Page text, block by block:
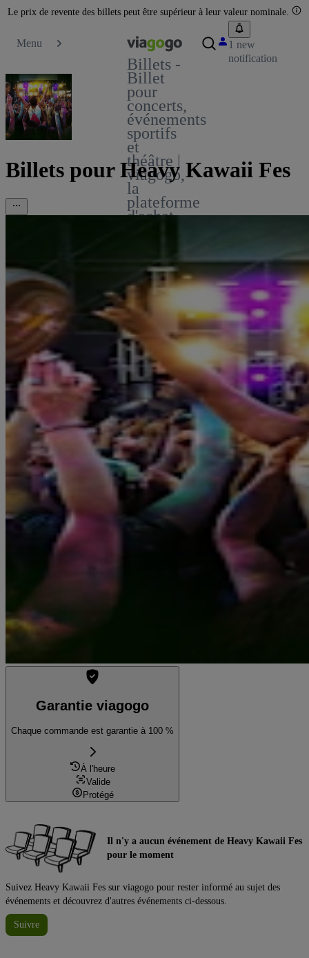
Le prix de revente des billets peut être supérieur à leur valeur nominale.
Menu
Billets -
Billet
pour
concerts,
événements
sportifs
et
théâtre |
viagogo,
la
plateforme
d'achat
billets
1 new
notification
Billets pour Heavy Kawaii Fes
Garantie viagogo
Chaque commande est garantie à 100 %
À l'heure
Valide
Protégé
Il n'y a aucun événement de Heavy Kawaii Fes
pour le moment
Suivez Heavy Kawaii Fes sur viagogo pour rester informé au sujet des
événements et découvrez d'autres événements ci-dessous.
Suivre